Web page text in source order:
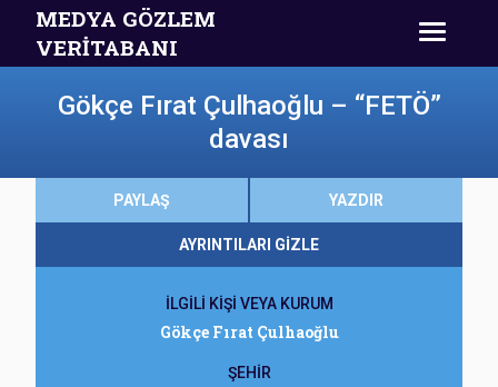
MEDYA GÖZLEM
VERİTABANI
Gökçe Fırat Çulhaoğlu – “FETÖ”
davası
PAYLAŞ YAZDIR
AYRINTILARI GİZLE
İLGİLİ KİŞİ VEYA KURUM
Gökçe Fırat Çulhaoğlu
ŞEHİR